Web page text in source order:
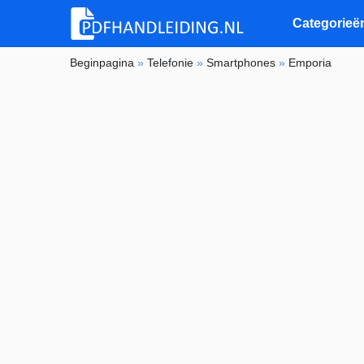
Beginpagina »Telefonie »Smartphones » Emporia